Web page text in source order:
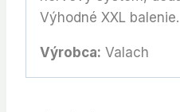
Výhodné XXL balenie.
Výrobca: Valach